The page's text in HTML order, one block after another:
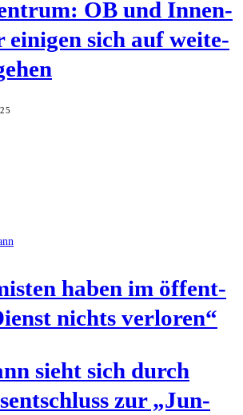
OB und Innen­
eini­gen sich auf wei­te­
haben im öffent­
nichts verloren“
sieht sich durch
zur „Jun­